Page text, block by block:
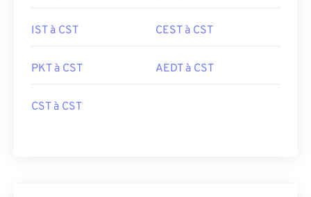
IST à CST CEST à CST
PKT à CST AEDT à CST
CST à CST